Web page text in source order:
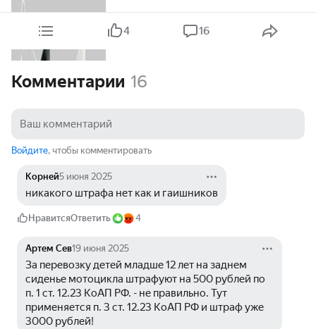
4 16
Комментарии 16
Войдите, чтобы комментировать
Корней5 июня 2025
никакого штрафа нет как и гаишников
НравитсяОтветить 4
Артем Сев19 июня 2025
За перевозку детей младше 12 лет на заднем
сиденье мотоцикла штрафуют на 500 рублей по
п. 1 ст. 12.23 КоАП РФ. - не правильно. Тут
применяется п. 3 ст. 12.23 КоАП РФ и штраф уже
3000 рублей!